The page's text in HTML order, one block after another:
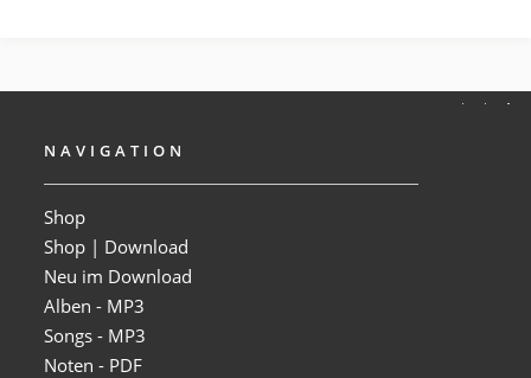
NAVIGATION
Shop
Shop | Download
Neu im Download
Alben - MP3
Songs - MP3
Noten - PDF